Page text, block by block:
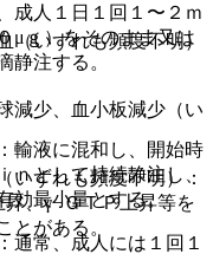
いずれも頻度不明）
減少、血小板減少（い
ずれも頻度不明）：
、γ−ＧＴＰ上昇等を
とがある。
成人１日１回１〜２ｍ
μｇ）をそのまま又は
静注する。
輸液に混和し、開始時
ｎとして持続静注し、
効最小量とする。
常、成人には１回１